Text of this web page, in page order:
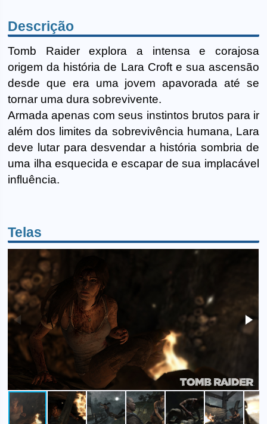
Descrição
Tomb Raider explora a intensa e corajosa
origem da história de Lara Croft e sua ascensão
desde que era uma jovem apavorada até se
tornar uma dura sobrevivente.
Armada apenas com seus instintos brutos para ir
além dos limites da sobrevivência humana, Lara
deve lutar para desvendar a história sombria de
uma ilha esquecida e escapar de sua implacável
influência.
Telas